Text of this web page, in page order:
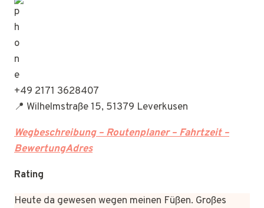
+49 2171 3628407
📍 Wilhelmstraße 15, 51379 Leverkusen
Wegbeschreibung – Routenplaner – Fahrtzeit –
BewertungAdres
Rating
Heute da gewesen wegen meinen Füßen. Großes